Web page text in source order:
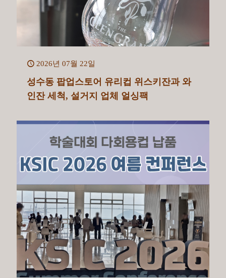
2026년 07월 22일
성수동 팝업스토어 유리컵 위스키잔과 와
인잔 세척, 설거지 업체 얼싱팩